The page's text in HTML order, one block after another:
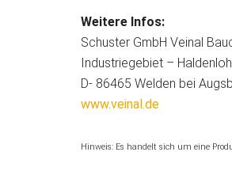
Weitere Infos:
Schuster GmbH Veinal
Industriegebiet –
D- 86465 Welden bei
www.veinal.de
Hinweis: Es handelt sich um eine